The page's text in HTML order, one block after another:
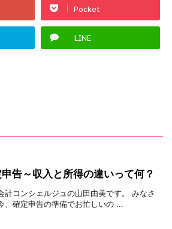
Pocket
LINE
告～収入と所得の違いって何？
計コンシェルジュの山田由美です。 みなさ
、確定申告の準備でお忙しいの ...